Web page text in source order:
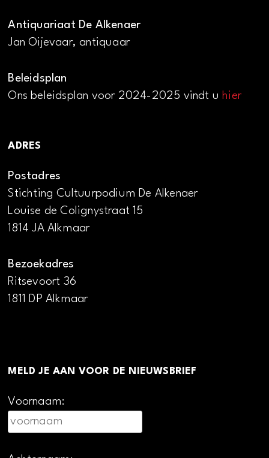
Antiquariaat De Alkenaer
Jan Oijevaar, antiquaar
Beleidsplan
Ons beleidsplan voor 2024-2025 vindt uhier
ADRES
Postadres
Stichting Cultuurpodium De Alkenaer
Louise de Colignystraat 15
1814 JA Alkmaar
Bezoekadres
Ritsevoort 36
1811 DP Alkmaar
MELD JE AAN VOOR DE NIEUWSBRIEF
Voornaam: